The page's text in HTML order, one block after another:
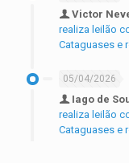
Victor
realiza leilão
Cataguases e
05/04/2026
Iago de
realiza leilão
Cataguases e